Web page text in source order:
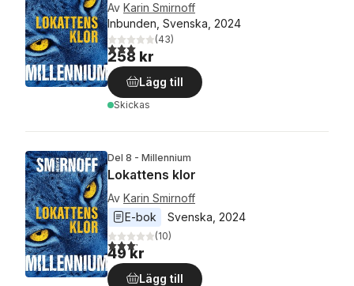
Av Karin Smirnoff
Inbunden, Svenska, 2024
3,0utav 5 stjärnor. Totalt antal röster:
(43)
258 kr
Lägg till
Skickas
Del 8 - Millennium
Lokattens klor
Av Karin Smirnoff
E-bok
Svenska 2024
3,2utav 5 stjärnor. Totalt antal röster:
(10)
49 kr
Lägg till